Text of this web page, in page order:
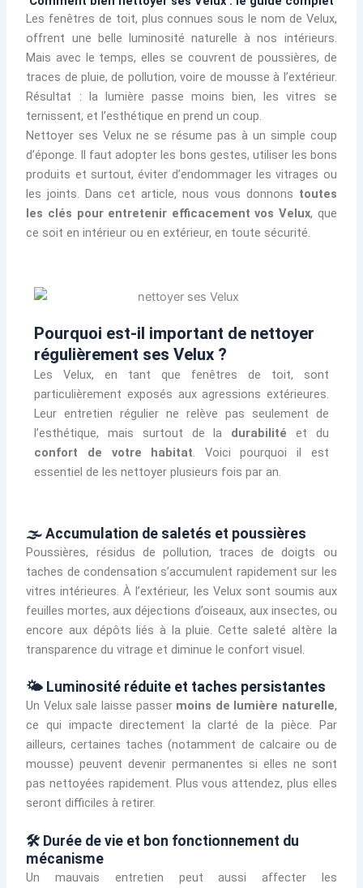
Les fenêtres de toit, plus connues sous le nom de Velux,
offrent une belle luminosité naturelle à nos intérieurs.
Mais avec le temps, elles se couvrent de poussières, de
traces de pluie, de pollution, voire de mousse à l’extérieur.
Résultat : la lumière passe moins bien, les vitres se
ternissent, et l’esthétique en prend un coup.
Nettoyer ses Velux ne se résume pas à un simple coup
d’éponge. Il faut adopter les bons gestes, utiliser les bons
produits et surtout, éviter d’endommager les vitrages ou
les joints. Dans cet article, nous vous donnons toutes
les clés pour entretenir efficacement vos Velux, que
ce soit en intérieur ou en extérieur, en toute sécurité.
Pourquoi est-il important de nettoyer
régulièrement ses Velux ?
Les Velux, en tant que fenêtres de toit, sont
particulièrement exposés aux agressions extérieures.
Leur entretien régulier ne relève pas seulement de
l’esthétique, mais surtout de la durabilité et du
confort de votre habitat. Voici pourquoi il est
essentiel de les nettoyer plusieurs fois par an.
🌫️ Accumulation de saletés et poussières
Poussières, résidus de pollution, traces de doigts ou
taches de condensation s’accumulent rapidement sur les
vitres intérieures. À l’extérieur, les Velux sont soumis aux
feuilles mortes, aux déjections d’oiseaux, aux insectes, ou
encore aux dépôts liés à la pluie. Cette saleté altère la
transparence du vitrage et diminue le confort visuel.
🌤️ Luminosité réduite et taches persistantes
Un Velux sale laisse passer moins de lumière naturelle,
ce qui impacte directement la clarté de la pièce. Par
ailleurs, certaines taches (notamment de calcaire ou de
mousse) peuvent devenir permanentes si elles ne sont
pas nettoyées rapidement. Plus vous attendez, plus elles
seront difficiles à retirer.
🛠️ Durée de vie et bon fonctionnement du
mécanisme
Un mauvais entretien peut aussi affecter les